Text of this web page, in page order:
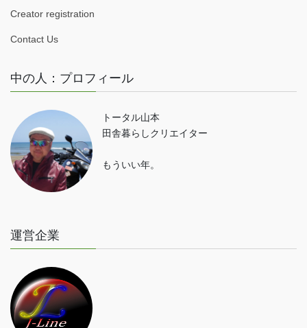
Creator registration
Contact Us
中の人：プロフィール
トータル山本
田舎暮らしクリエイター
もういい年。
運営企業